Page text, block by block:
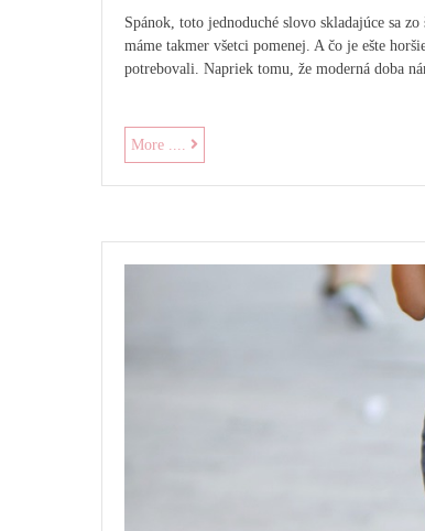
Spánok, toto jednoduché slovo skladajúce sa
máme takmer všetci pomenej. A čo je ešte
potrebovali. Napriek tomu, že moderná doba
More .... Matrace
na
dobre